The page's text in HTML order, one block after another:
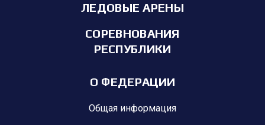
ЛЕДОВЫЕ АРЕНЫ
СОРЕВНОВАНИЯ
РЕСПУБЛИКИ
О ФЕДЕРАЦИИ
Общая информация